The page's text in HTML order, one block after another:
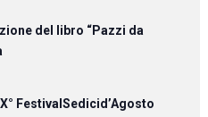
del libro “Pazzi da
X° FestivalSedicid’Agosto